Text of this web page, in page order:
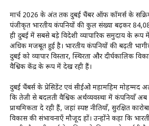
मार्च 2026 के अंत तक दुबई चैंबर ऑफ कॉमर्स के
पंजीकृत भारतीय कंपनियों की कुल संख्या बढ़कर
ही दुबई में सबसे बड़े विदेशी व्यापारिक समुदाय के रूप
अधिक मजबूत हुई है। भारतीय कंपनियों की बढ़ती
दुबई को व्यापार विस्तार, स्थिरता और दीर्घकालिक
वैश्विक केंद्र के रूप में देख रही हैं।
दुबई चैंबर्स के प्रेसिडेंट एवं सीईओ महामहिम मोहम्मद
कि तेजी से बदलती वैश्विक अर्थव्यवस्था में कंपनियाँ अब
प्राथमिकता दे रही हैं, जहां स्पष्ट नीतियाँ, सुरक्षित
विकास की संभावनाएँ मौजूद हों। उन्होंने कहा कि